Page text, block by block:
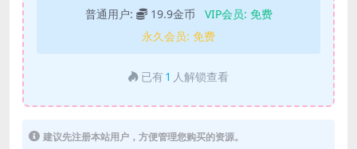
普通用户: 19.9金币 VIP会员: 免费
永久会员: 免费
已有 1 人解锁查看
建议先注册本站用户，方便管理您购买的资源。